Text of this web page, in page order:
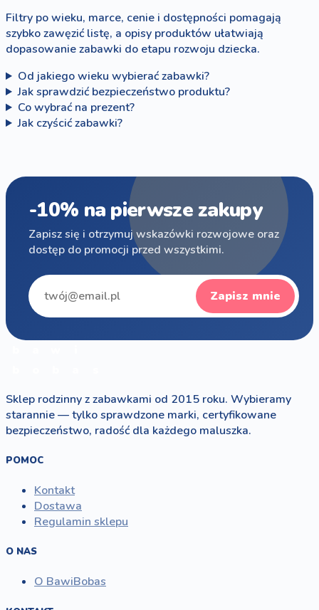
Filtry po wieku, marce, cenie i dostępności pomagają
szybko zawęzić listę, a opisy produktów ułatwiają
dopasowanie zabawki do etapu rozwoju dziecka.
Od jakiego wieku wybierać zabawki?
Jak sprawdzić bezpieczeństwo produktu?
Co wybrać na prezent?
Jak czyścić zabawki?
-10% na pierwsze zakupy
Zapisz się i otrzymuj wskazówki rozwojowe oraz
dostęp do promocji przed wszystkimi.
Zapisz mnie
Sklep rodzinny z zabawkami od 2015 roku. Wybieramy
starannie — tylko sprawdzone marki, certyfikowane
bezpieczeństwo, radość dla każdego maluszka.
POMOC
Kontakt
Dostawa
Regulamin sklepu
O NAS
O BawiBobas